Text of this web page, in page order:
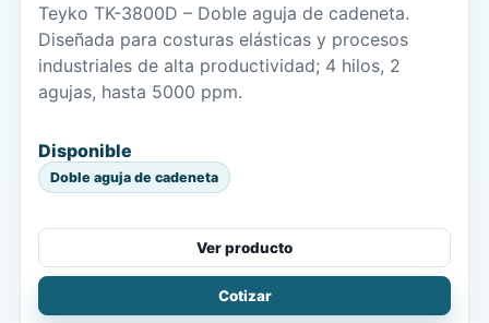
Teyko TK-3800D – Doble aguja de cadeneta.
Diseñada para costuras elásticas y procesos
industriales de alta productividad; 4 hilos, 2
agujas, hasta 5000 ppm.
Disponible
Doble aguja de cadeneta
Ver producto
Cotizar